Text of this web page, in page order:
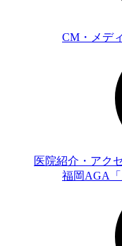
CM・メデ
医院紹介・アク
福岡AGA